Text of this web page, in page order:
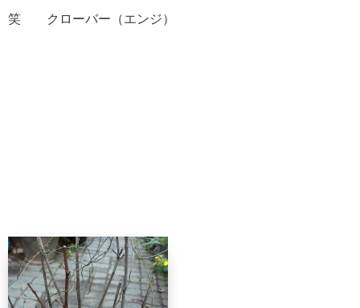
笑 クローバー（エンジ）